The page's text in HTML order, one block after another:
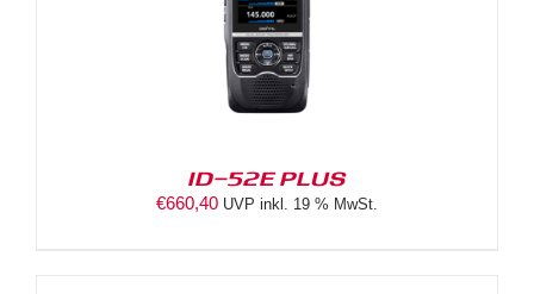
ID-52E PLUS
€660,40 UVP inkl. 19 % MwSt.